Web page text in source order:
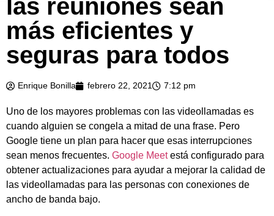
las reuniones sean
más eficientes y
seguras para todos
Enrique Bonilla febrero 22, 2021 7:12 pm
Uno de los mayores problemas con las videollamadas es
cuando alguien se congela a mitad de una frase. Pero
Google tiene un plan para hacer que esas interrupciones
sean menos frecuentes. Google Meetestá configurado para
obtener actualizaciones para ayudar a mejorar la calidad de
las videollamadas para las personas con conexiones de
ancho de banda bajo.